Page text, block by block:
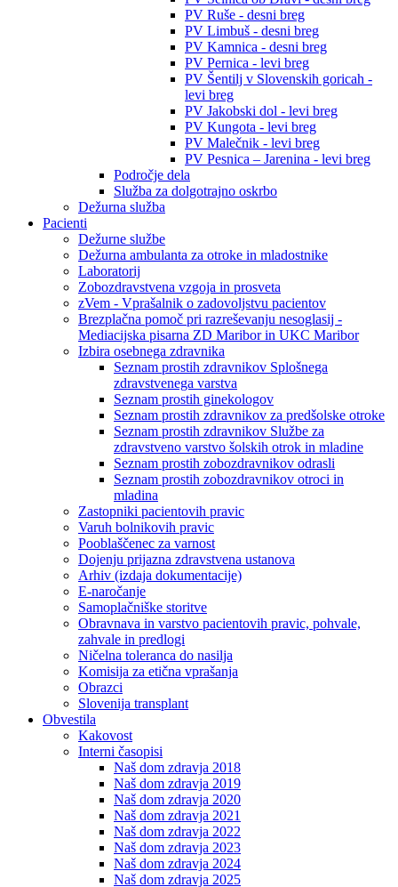
PV Ruše - desni breg
PV Limbuš - desni breg
PV Kamnica - desni breg
PV Pernica - levi breg
PV Šentilj v Slovenskih goricah -
levi breg
PV Jakobski dol - levi breg
PV Kungota - levi breg
PV Malečnik - levi breg
PV Pesnica – Jarenina - levi breg
Področje dela
Služba za dolgotrajno oskrbo
Dežurna služba
Pacienti
Dežurne službe
Dežurna ambulanta za otroke in mladostnike
Laboratorij
Zobozdravstvena vzgoja in prosveta
zVem - Vprašalnik o zadovoljstvu pacientov
Brezplačna pomoč pri razreševanju nesoglasij -
Mediacijska pisarna ZD Maribor in UKC Maribor
Izbira osebnega zdravnika
Seznam prostih zdravnikov Splošnega
zdravstvenega varstva
Seznam prostih ginekologov
Seznam prostih zdravnikov za predšolske otroke
Seznam prostih zdravnikov Službe za
zdravstveno varstvo šolskih otrok in mladine
Seznam prostih zobozdravnikov odrasli
Seznam prostih zobozdravnikov otroci in
mladina
Zastopniki pacientovih pravic
Varuh bolnikovih pravic
Pooblaščenec za varnost
Dojenju prijazna zdravstvena ustanova
Arhiv (izdaja dokumentacije)
E-naročanje
Samoplačniške storitve
Obravnava in varstvo pacientovih pravic, pohvale,
zahvale in predlogi
Ničelna toleranca do nasilja
Komisija za etična vprašanja
Obrazci
Slovenija transplant
Obvestila
Kakovost
Interni časopisi
Naš dom zdravja 2018
Naš dom zdravja 2019
Naš dom zdravja 2020
Naš dom zdravja 2021
Naš dom zdravja 2022
Naš dom zdravja 2023
Naš dom zdravja 2024
Naš dom zdravja 2025